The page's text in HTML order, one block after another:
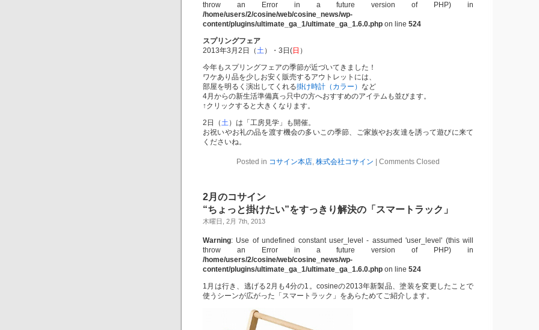
throw an Error in a future version of PHP) in
/home/users/2/cosine/web/cosine_news/wp-
content/plugins/ultimate_ga_1/ultimate_ga_1.6.0.php on line 524
スプリングフェア
2013年3月2日（土）・3日(日 ）
今年もスプリングフェアの季節が近づいてきました！
ワケあり品を少しお安く販売するアウトレットには、
部屋を明るく演出してくれる掛け時計（カラー） など
4月からの新生活準備真っ只中の方へおすすめのアイテムも並びます。
↑クリックすると大きくなります。
2日（土）は「工房見学」も開催。
お祝いやお礼の品を渡す機会の多いこの季節、ご家族やお友達を誘って遊びに来て
くださいね。
Posted in コサイン本店, 株式会社コサイン Comments Closed
2月のコサイン
“ちょっと掛けたい”をすっきり解決の「スマートラック」
木曜日, 2月 7th, 2013
Warning: Use of undefined constant user_level - assumed 'user_level' (this will
throw an Error in a future version of PHP) in
/home/users/2/cosine/web/cosine_news/wp-
content/plugins/ultimate_ga_1/ultimate_ga_1.6.0.php on line 524
1月は行き、逃げる2月も4分の1。cosineの2013年新製品、塗装を変更したことで
使うシーンが広がった「スマートラック」をあらためてご紹介します。